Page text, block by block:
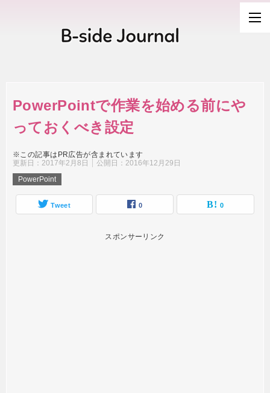
PowerPointで作業を始める前にや
っておくべき設定
※この記事はPR広告が含まれています
更新日： 2017年2月8日 公開日： 2016年12月29日
PowerPoint
Tweet 0 0
スポンサーリンク